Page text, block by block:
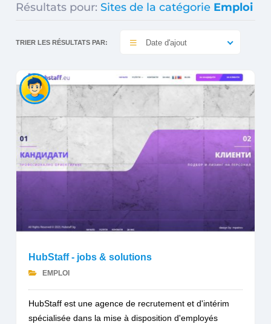
Résultats pour: Sites de la catégorie Emploi
TRIER LES RÉSULTATS PAR: Date d'ajout
HubStaff - jobs & solutions
EMPLOI
HubStaff est une agence de recrutement et d'intérim
spécialisée dans la mise à disposition d'employés